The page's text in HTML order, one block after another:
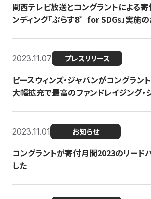
関西テレビ放送とコングラントによる寄
ンディング「ぷらす8゛for SDGs」実施
2023.11.07 プレスリリース
ピースウィンズ・ジャパンがコングラン
大幅拡充で最高のファンドレイジング・
2023.11.01 お知らせ
コングラントが寄付月間2023のリード
した